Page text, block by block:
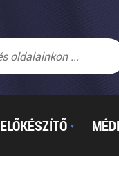
ELŐKÉSZÍTŐ ▼